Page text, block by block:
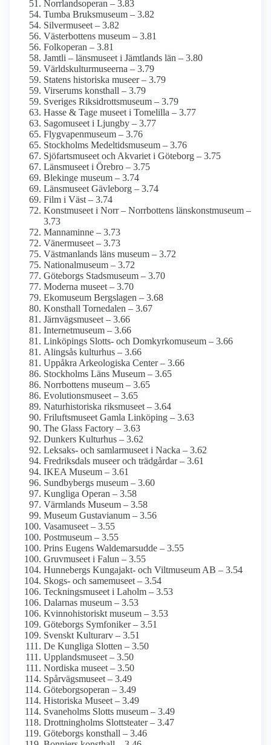
Norrlandsoperan – 3.83
Tumba Bruksmuseum – 3.82
Silvermuseet – 3.82
Västerbottens museum – 3.81
Folkoperan – 3.81
Jamtli – länsmuseet i Jämtlands län – 3.80
Världskultur­museerna – 3.79
Statens historiska museer – 3.79
Virserums konsthall – 3.79
Sveriges Riksidrottsmuseum – 3.79
Hasse & Tage museet i Tomelilla – 3.77
Sagomuseet i Ljungby – 3.77
Flygvapen­museum – 3.76
Stockholms Medeltids­museum – 3.76
Sjöfartsmuseet och Akvariet i Göteborg – 3.75
Länsmuseet i Örebro – 3.75
Blekinge museum – 3.74
Länsmuseet Gävleborg – 3.74
Film i Väst – 3.74
Konstmuseet i Norr – Norrbottens länskonst­museum –
3.73
Mannaminne – 3.73
Vänermuseet – 3.73
Västmanlands läns museum – 3.72
National­museum – 3.72
Göteborgs Stadsmuseum – 3.70
Moderna museet – 3.70
Ekomuseum Bergslagen – 3.68
Konsthall Tornedalen – 3.67
Järnvägs­museet – 3.66
Internet­museum – 3.66
Linköpings Slotts- och Domkyrko­museum – 3.66
Alingsås kulturhus – 3.66
Uppåkra Arkeologiska Center – 3.66
Stockholms Läns Museum – 3.65
Norrbottens museum – 3.65
Evolutions­museet – 3.65
Naturhistoriska riksmuseet – 3.64
Frilufts­museet Gamla Linköping – 3.63
The Glass Factory – 3.63
Dunkers Kulturhus – 3.62
Leksaks- och samlar­museet i Nacka – 3.62
Fredriksdals museer och trädgårdar – 3.61
IKEA Museum – 3.61
Sundbybergs museum – 3.60
Kungliga Operan – 3.58
Värmlands Museum – 3.58
Museum Gustavianum – 3.56
Vasamuseet – 3.55
Postmuseum – 3.55
Prins Eugens Waldemarsudde – 3.55
Gruvmuseet i Falun – 3.55
Hunnebergs Kungajakt- och Viltmuseum AB – 3.54
Skogs- och samemuseet – 3.54
Teckningsmuseet i Laholm – 3.53
Dalarnas museum – 3.53
Kvinnohistoriskt museum – 3.53
Göteborgs Symfoniker – 3.51
Svenskt Kulturarv – 3.51
De Kungliga Slotten – 3.50
Upplands­museet – 3.50
Nordiska museet – 3.50
Spårvägsmuseet – 3.49
Göteborgs­operan – 3.49
Historiska Museet – 3.49
Svaneholms Slotts museum – 3.49
Drottning­holms Slottsteater – 3.47
Göteborgs konsthall – 3.46